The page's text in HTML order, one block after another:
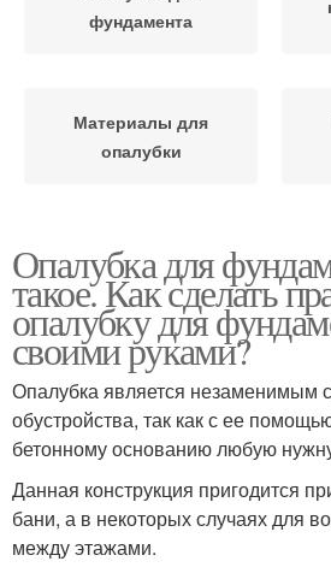
фундамента
Материалы для
опалубки
Железобетонная
опалубка
Деревянная опалубка
Съемная опалубка
Опалубка для
такое. Как сделать
опалубку для
своими руками?
Опалубка является незаменимым
обустройства, так как с ее
бетонному основанию любую
Данная конструкция пригодится
бани, а в некоторых случаях для
между этажами.